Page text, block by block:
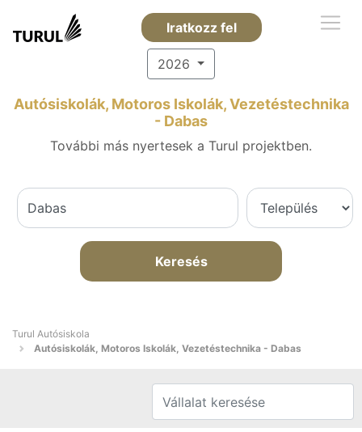
Iratkozz fel
2026
Autósiskolák, Motoros Iskolák, Vezetéstechnika
- Dabas
További más nyertesek a Turul projektben.
Keresés
Turul Autósiskola
Autósiskolák, Motoros Iskolák, Vezetéstechnika - Dabas